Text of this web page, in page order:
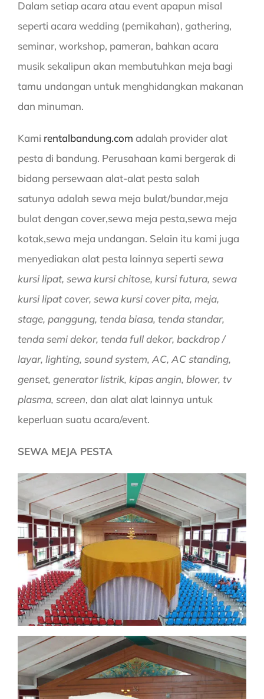
Dalam setiap acara atau event apapun misal
seperti acara wedding (pernikahan), gathering,
seminar, workshop, pameran, bahkan acara
musik sekalipun akan membutuhkan meja bagi
tamu undangan untuk menghidangkan makanan
dan minuman.
Kami rentalbandung.com adalah provider alat
pesta di bandung. Perusahaan kami bergerak di
bidang persewaan alat-alat pesta salah
satunya adalah sewa meja bulat/bundar,meja
bulat dengan cover,sewa meja pesta,sewa meja
kotak,sewa meja undangan. Selain itu kami juga
menyediakan alat pesta lainnya seperti sewa
kursi lipat, sewa kursi chitose, kursi futura, sewa
kursi lipat cover, sewa kursi cover pita, meja,
stage, panggung, tenda biasa, tenda standar,
tenda semi dekor, tenda full dekor, backdrop /
layar, lighting, sound system, AC, AC standing,
genset, generator listrik, kipas angin, blower, tv
plasma, screen, dan alat alat lainnya untuk
keperluan suatu acara/event.
SEWA MEJA PESTA